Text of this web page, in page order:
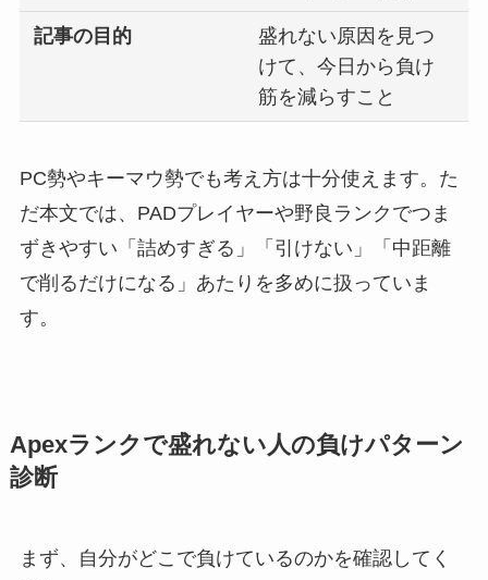
記事の目的
盛れない原因を見つ
けて、今日から負け
筋を減らすこと
PC勢やキーマウ勢でも考え方は十分使えます。た
だ本文では、PADプレイヤーや野良ランクでつま
ずきやすい「詰めすぎる」「引けない」「中距離
で削るだけになる」あたりを多めに扱っていま
す。
Apexランクで盛れない人の負けパターン
診断
まず、自分がどこで負けているのかを確認してく